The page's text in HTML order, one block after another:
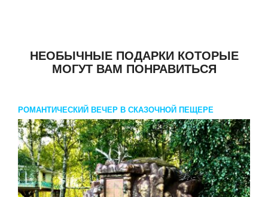
НЕОБЫЧНЫЕ ПОДАРКИ КОТОРЫЕ
МОГУТ ВАМ ПОНРАВИТЬСЯ
РОМАНТИЧЕСКИЙ ВЕЧЕР В СКАЗОЧНОЙ ПЕЩЕРЕ